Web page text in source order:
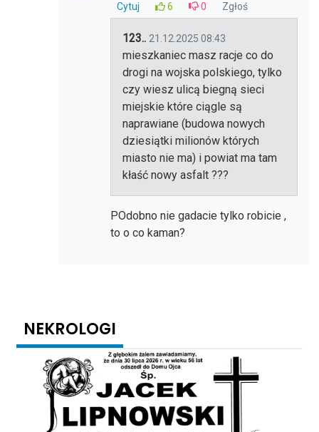
Cytuj
6 0 Zgłoś
123.. 21.12.2025 08:43
mieszkaniec masz racje co do
drogi na wojska polskiego, tylko
czy wiesz ulicą biegną sieci
miejskie które ciągle są
naprawiane (budowa nowych
dziesiątki milionów których
miasto nie ma) i powiat ma tam
kłaść nowy asfalt ???
POdobno nie gadacie tylko robicie ,
to o co kaman?
NEKROLOGI